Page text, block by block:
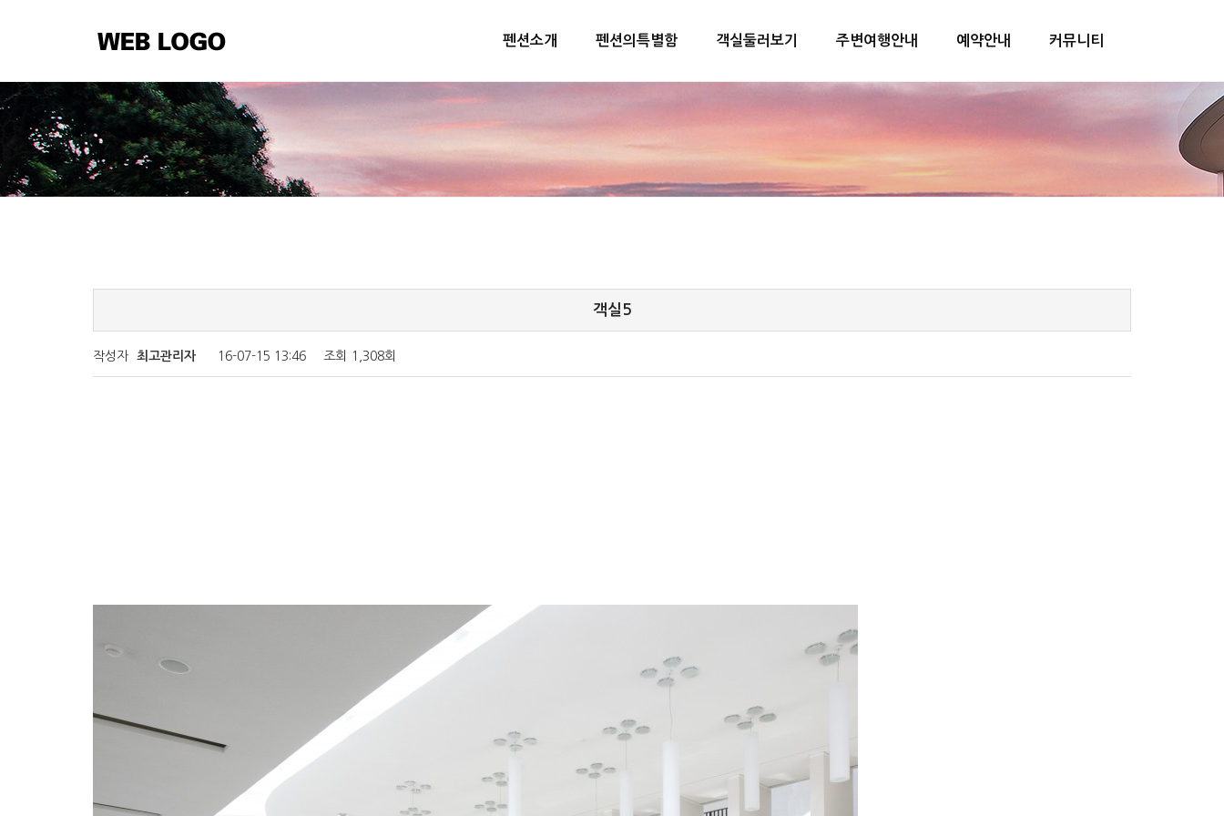
펜션소개 펜션의특별함 객실둘러보기 주변여행안내 예약안내 커뮤니티
객실5
작성자 최고관리자 16-07-15 13:46 조회 1,308회